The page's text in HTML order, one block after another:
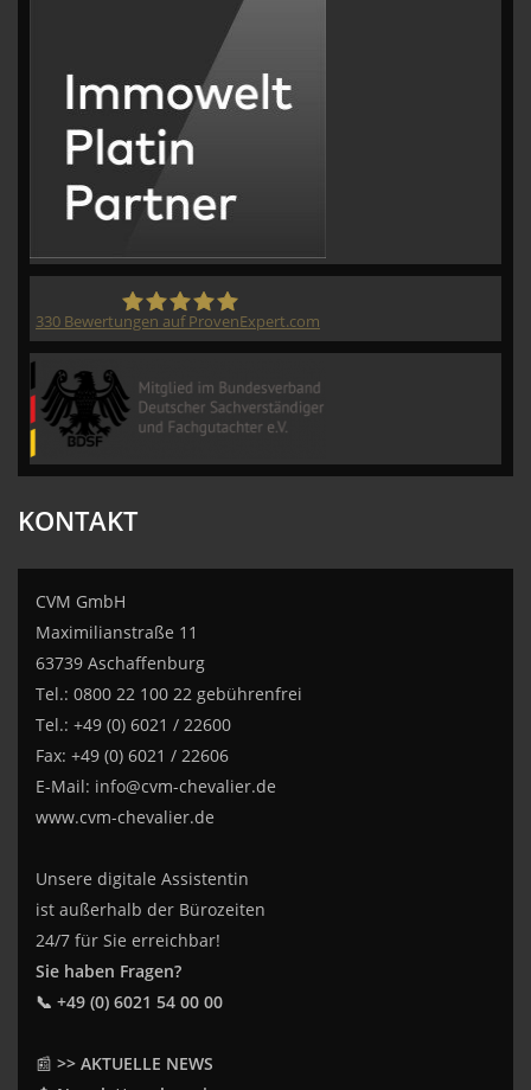
330 Bewertungen auf ProvenExpert.com
KONTAKT
CVM GmbH
Maximilianstraße 11
63739 Aschaffenburg
Tel.: 0800 22 100 22 gebührenfrei
Tel.: +49 (0) 6021 / 22600
Fax: +49 (0) 6021 / 22606
E-Mail: info@cvm-chevalier.de
www.cvm-chevalier.de
Unsere digitale Assistentin
ist außerhalb der Bürozeiten
24/7 für Sie erreichbar!
Sie haben Fragen?
📞 +49 (0) 6021 54 00 00
📰 >> AKTUELLE NEWS